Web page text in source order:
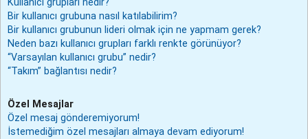
Bir kullanıcı grubuna nasıl katılabilirim?
Bir kullanıcı grubunun lideri olmak için ne yapmam gerek?
Neden bazı kullanıcı grupları farklı renkte görünüyor?
“Varsayılan kullanıcı grubu” nedir?
“Takım” bağlantısı nedir?
Özel Mesajlar
Özel mesaj gönderemiyorum!
İstemediğim özel mesajları almaya devam ediyorum!